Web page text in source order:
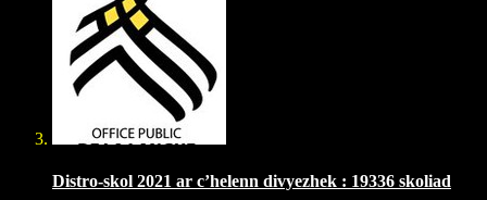
Distro-skol 2021 ar c’helenn divyezhek : 19336 skoliad